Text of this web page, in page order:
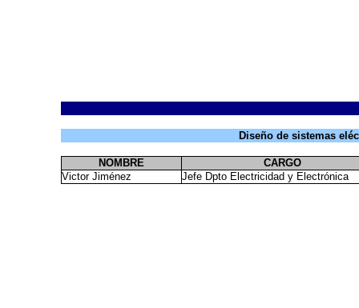
Diseño de sistemas
NOMBRE
CARGO
Victor Jiménez
Jefe Dpto Electricidad y Electrónica